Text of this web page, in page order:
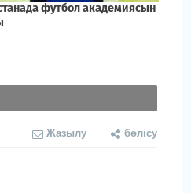
Жазылу бөлісу